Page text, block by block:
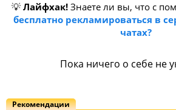
💡 Лайфхак! Знаете ли вы, что с
бесплатно рекламироваться в
чатах?
Пока ничего о себе не
Рекомендации